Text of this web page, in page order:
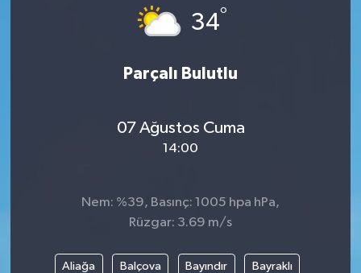
34°
Parçalı Bulutlu
07 Ağustos Cuma
14:00
Nem: %39, Basınç: 1005 hpa hPa,
Rüzgar: 3.69 m/s
Aliağa Balçova Bayındır Bayraklı